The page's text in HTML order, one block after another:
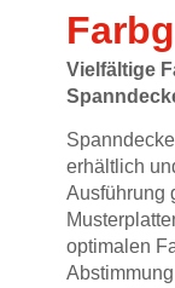
Vielfältige
erhältlich
Ausführung
optimalen